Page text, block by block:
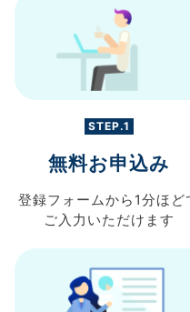
STEP.1
無料お申込み
登録フォームから 1分ほど
ご入力 いただけます